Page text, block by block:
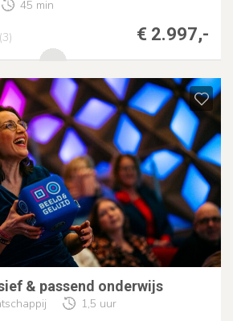
45 min
€ 2.997,-
(3)
& passend onderwijs
1,5 uur